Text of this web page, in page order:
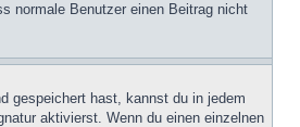
normale Benutzer einen Beitrag nicht
gespeichert hast, kannst du in jedem
aktivierst. Wenn du einen einzelnen